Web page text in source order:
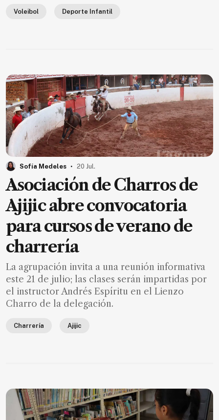
Voleibol Deporte Infantil
Sofía Medeles . 20 Jul.
Asociación de Charros de
Ajijic abre convocatoria
para cursos de verano de
charrería
La agrupación invita a una reunión informativa
este 21 de julio; las clases serán impartidas por
el instructor Andrés Espíritu en el Lienzo
Charro de la delegación.
Charrería Ajijic